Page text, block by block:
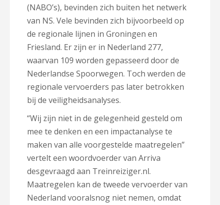
(NABO’s), bevinden zich buiten het netwerk
van NS. Vele bevinden zich bijvoorbeeld op
de regionale lijnen in Groningen en
Friesland. Er zijn er in Nederland 277,
waarvan 109 worden gepasseerd door de
Nederlandse Spoorwegen. Toch werden de
regionale vervoerders pas later betrokken
bij de veiligheidsanalyses.
“Wij zijn niet in de gelegenheid gesteld om
mee te denken en een impactanalyse te
maken van alle voorgestelde maatregelen”
vertelt een woordvoerder van Arriva
desgevraagd aan Treinreiziger.nl.
Maatregelen kan de tweede vervoerder van
Nederland vooralsnog niet nemen, omdat